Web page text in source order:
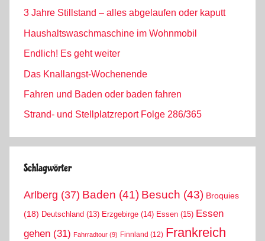
3 Jahre Stillstand – alles abgelaufen oder kaputt
Haushaltswaschmaschine im Wohnmobil
Endlich! Es geht weiter
Das Knallangst-Wochenende
Fahren und Baden oder baden fahren
Strand- und Stellplatzreport Folge 286/365
Schlagwörter
Arlberg (37) Baden (41) Besuch (43) Broquies
(18) Deutschland (13) Erzgebirge (14) Essen (15) Essen
gehen (31) Fahrradtour (9) Finnland (12) Frankreich